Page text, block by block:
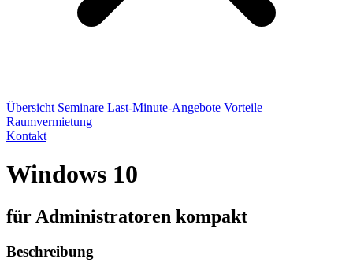
Übersicht Seminare Last-Minute-Angebote Vorteile
Raumvermietung
Kontakt
Windows 10
für Administratoren kompakt
Beschreibung